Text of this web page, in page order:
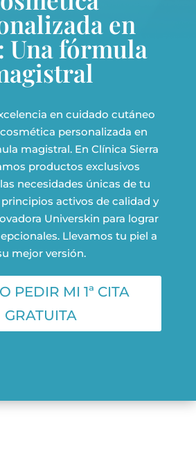
en
Una fórmula
en cuidado cutáneo
personalizada en
magistral. En Clínica Sierra
productos exclusivos
necesidades únicas de tu
activos de calidad y
Universkin para lograr
Llevamos tu piel a
mejor versión.
PEDIR MI 1ª CITA
GRATUITA